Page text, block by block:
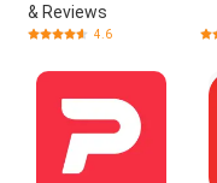
& Reviews
4.6